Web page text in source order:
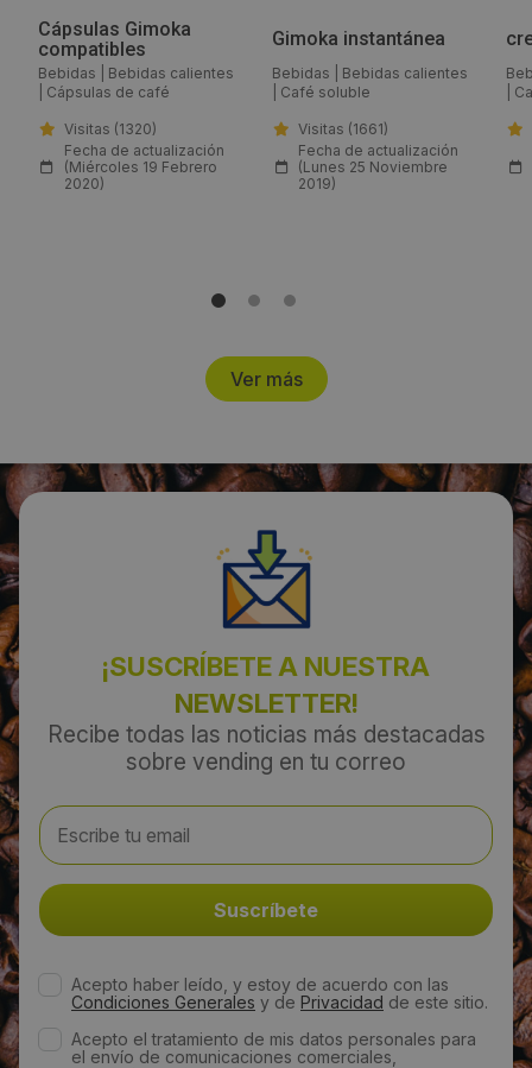
Web:
http://www.gimoka.it/
Visitas a producto:
1290
Cápsulas Gimoka
compatibles
Bebidas
Bebidas calientes
Cápsulas de café
Visitas (1320)
Fecha de actualización
(Miércoles 19 Febrero
2020)
Gimoka instantánea
Bebidas
Bebidas calientes
Café soluble
Visitas (1661)
Fecha de actualización
(Lunes 25 Noviembre
2019)
Ver más
¡SUSCRÍBETE A NUESTRA
NEWSLETTER!
Recibe todas las noticias más destacadas
sobre vending en tu correo
Acepto haber leído, y estoy de acuerdo con las
Condiciones Generales y de Privacidad de este sitio.
Acepto el tratamiento de mis datos personales para
el envío de comunicaciones comerciales,